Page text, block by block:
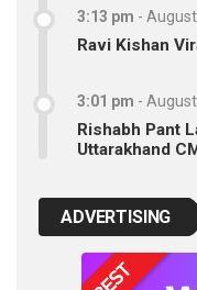
3:13 pm -
Ravi Kishan
3:01 pm -
Rishabh Pant
Uttarakhand
ADVERTISING